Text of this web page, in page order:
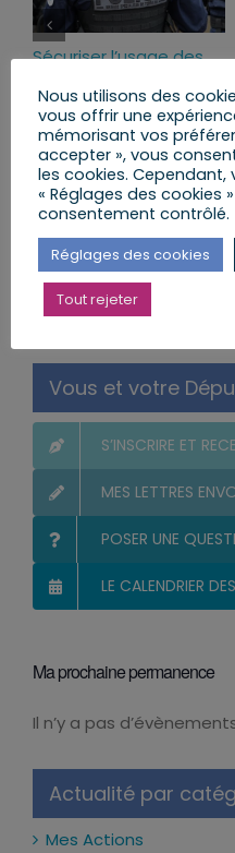
Sécuriser l’usage des
protéger ceux qui nous
protègent
lundi, 13 Juil 2026
Rechercher:
Vous et votre
S’INSCRIRE ET
MES LETTRES
POSER UNE
LE CALENDRIER
Ma prochaine permanence
Notice
Il n’y a pas
Actualité par
Mes Actions
Nous utilisons des
vous offrir une
mémorisant vos
accepter », vous
les cookies. Cependant,
« Réglages des cookies
consentement contrôlé.
Réglages des cookies
Tout rejeter